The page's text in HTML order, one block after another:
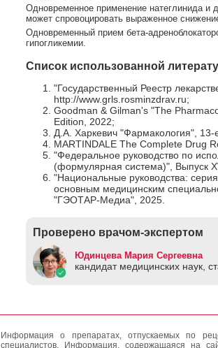
Одновременное применение натеглинида и
может спровоцировать выраженное
Одновременный прием бета-
гипогликемии.
Список использованной
"Государственный Реестр
http://www.grls.rosminzdrav.ru;
Goodman & Gilman's "The
Edition, 2022;
Д.А. Харкевич "Фармакология", 13-
MARTINDALE The Complete Drug
"Федеральное руководство по
(формулярная система)", Выпуск
"Национальные руководства:
основным медицинским
"ГЭОТАР-Медиа", 2025.
Проверено врачом-экспертом
Юдинцева Мария Сергеевна
кандидат медицинских наук,
Информация о препаратах, отпускаемых по
специалистов. Информация, содержащаяся на